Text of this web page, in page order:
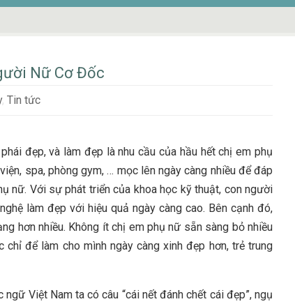
Nữ Cơ Đốc
, Tin tức
đẹp, và làm đẹp là nhu cầu của hầu hết chị em phụ
spa, phòng gym, … mọc lên ngày càng nhiều để đáp
nữ. Với sự phát triển của khoa học kỹ thuật, con người
làm đẹp với hiệu quả ngày càng cao. Bên cạnh đó,
hơn nhiều. Không ít chị em phụ nữ sẵn sàng bỏ nhiều
chỉ để làm cho mình ngày càng xinh đẹp hơn, trẻ trung
Việt Nam ta có câu “cái nết đánh chết cái đẹp”, ngụ